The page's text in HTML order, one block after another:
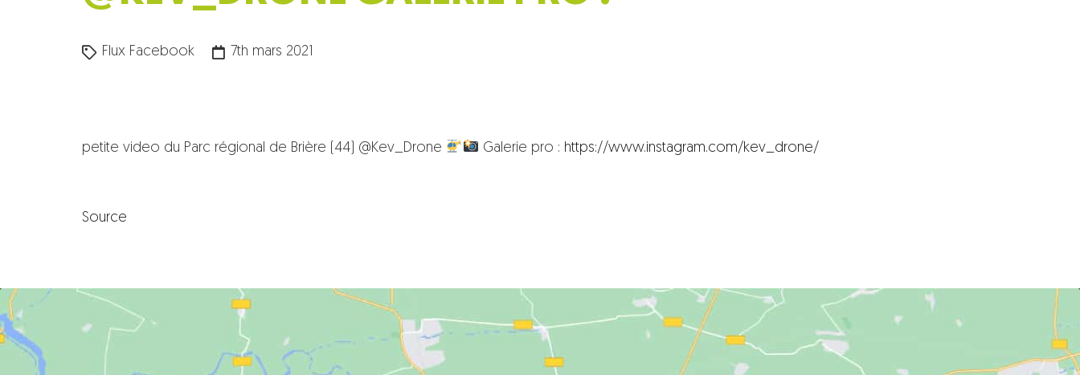
Flux Facebook 7th mars 2021
petite video du Parc régional de Brière (44) @Kev_Drone Galerie pro : https://www.instagram.com/kev_drone/
Source